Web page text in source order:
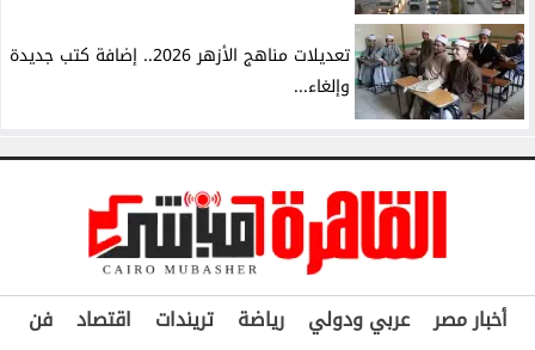
تعديلات مناهج الأزهر 2026.. إضافة كتب جديدة
وإلغاء...
أخبار مصر عربي ودولي رياضة تريندات اقتصاد
فن